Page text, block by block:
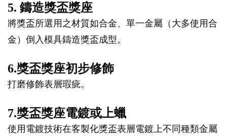
5. 鑄造獎盃獎座
將獎盃所選用之材質如合金、單一金屬（大多使用合
金）倒入模具鑄造獎盃成型。
6.獎盃獎座初步修飾
打磨修飾表層瑕疵。
7.獎盃獎座電鍍或上蠟
使用電鍍技術在客製化獎盃表層電鍍上不同種類金屬